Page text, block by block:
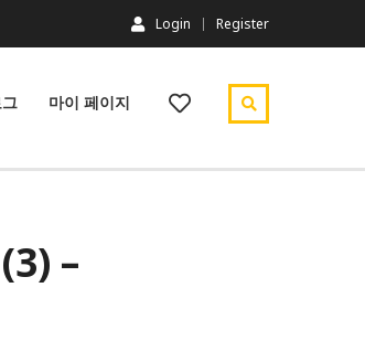
Login Register
마이 페이지
–